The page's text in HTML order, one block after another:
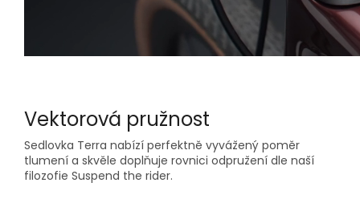
Vektorová pružnost
Sedlovka Terra nabízí perfektně vyvážený poměr
tlumení a skvěle doplňuje rovnici odpružení dle naší
filozofie Suspend the rider.